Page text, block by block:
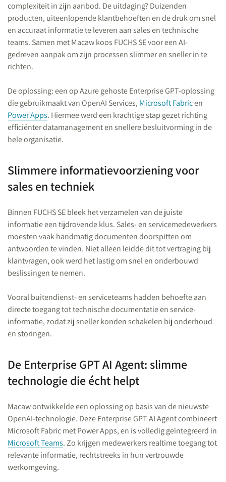
complexiteit in zijn aanbod. De uitdaging? Duizenden
producten, uiteenlopende klantbehoeften en de druk om snel
en accuraat informatie te leveren aan sales en technische
teams. Samen met Macaw koos FUCHS SE voor een AI-
gedreven aanpak om zijn processen slimmer en sneller in te
richten.
De oplossing: een op Azure gehoste Enterprise GPT-oplossing
die gebruikmaakt van OpenAI Services, Microsoft Fabricen
Power Apps. Hiermee werd een krachtige stap gezet richting
efficiënter datamanagement en snellere besluitvorming in de
hele organisatie.
Slimmere informatievoorziening voor
sales en techniek
Binnen FUCHS SE bleek het verzamelen van de juiste
informatie een tijdrovende klus. Sales- en servicemedewerkers
moesten vaak handmatig documenten doorspitten om
antwoorden te vinden. Niet alleen leidde dit tot vertraging bij
klantvragen, ook werd het lastig om snel en onderbouwd
beslissingen te nemen.
Vooral buitendienst- en serviceteams hadden behoefte aan
directe toegang tot technische documentatie en service-
informatie, zodat zij sneller konden schakelen bij onderhoud
en storingen.
De Enterprise GPT AI Agent: slimme
technologie die écht helpt
Macaw ontwikkelde een oplossing op basis van de nieuwste
OpenAI-technologie. Deze Enterprise GPT AI Agent combineert
Microsoft Fabric met Power Apps, en is volledig geïntegreerd in
Microsoft Teams. Zo krijgen medewerkers realtime toegang tot
relevante informatie, rechtstreeks in hun vertrouwde
werkomgeving.